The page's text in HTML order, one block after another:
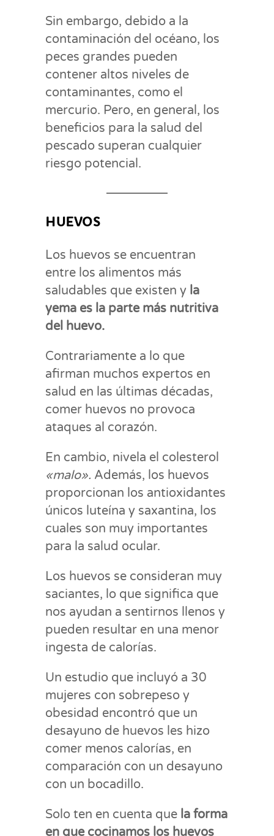
Sin embargo, debido a la
contaminación del océano, los
peces grandes pueden
contener altos niveles de
contaminantes, como el
mercurio. Pero, en general, los
beneficios para la salud del
pescado superan cualquier
riesgo potencial.
HUEVOS
Los huevos se encuentran
entre los alimentos más
saludables que existen y la
yema es la parte más nutritiva
del huevo.
Contrariamente a lo que
afirman muchos expertos en
salud en las últimas décadas,
comer huevos no provoca
ataques al corazón.
En cambio, nivela el colesterol
«malo». Además, los huevos
proporcionan los antioxidantes
únicos luteína y saxantina, los
cuales son muy importantes
para la salud ocular.
Los huevos se consideran muy
saciantes, lo que significa que
nos ayudan a sentirnos llenos y
pueden resultar en una menor
ingesta de calorías.
Un estudio que incluyó a 30
mujeres con sobrepeso y
obesidad encontró que un
desayuno de huevos les hizo
comer menos calorías, en
comparación con un desayuno
con un bocadillo.
Solo ten en cuenta que la forma
en que cocinamos los huevos